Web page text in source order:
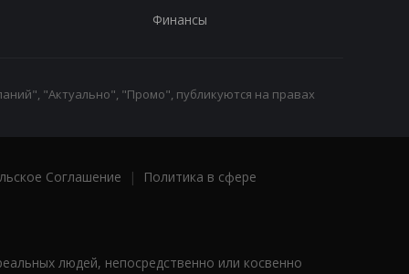
Финансы
"Актуально", "Промо", публикуются на правах
Соглашение |
Политика в сфере
людей, непосредственно или косвенно